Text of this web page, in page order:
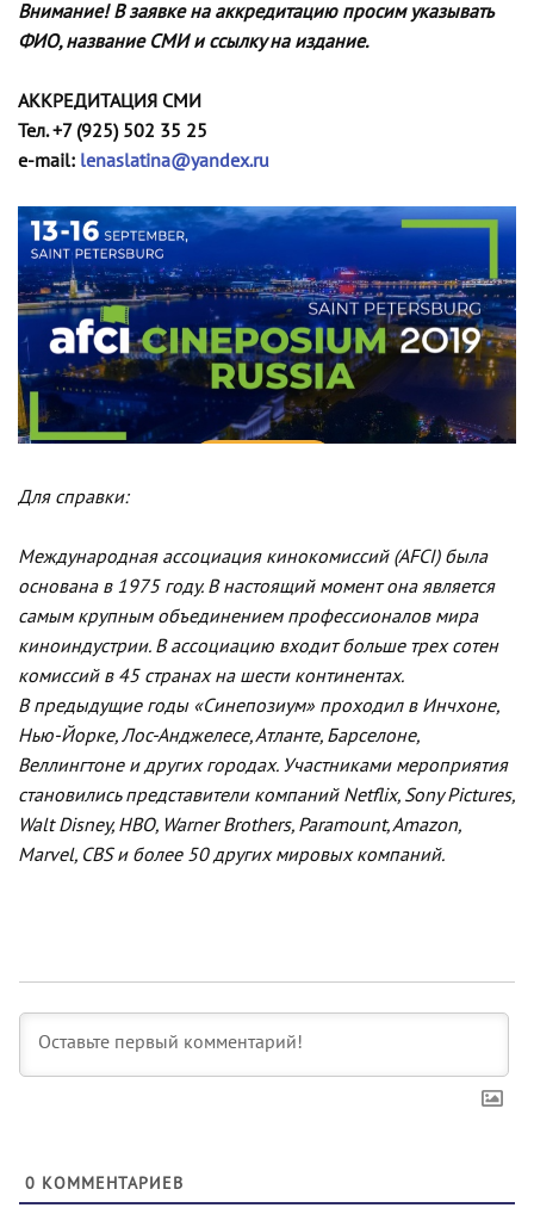
Внимание! В заявке на аккредитацию просим указывать
ФИО, название СМИ и ссылку на издание.
АККРЕДИТАЦИЯ СМИ
Тел. +7 (925) 502 35 25
e-mail: lenaslatina@yandex.ru
Для справки:
Международная ассоциация кинокомиссий (AFCI) была
основана в 1975 году. В настоящий момент она является
самым крупным объединением профессионалов мира
киноиндустрии. В ассоциацию входит больше трех сотен
комиссий в 45 странах на шести континентах.
В предыдущие годы «Синепозиум» проходил в Инчхоне,
Нью-Йорке, Лос-Анджелесе, Атланте, Барселоне,
Веллингтоне и других городах. Участниками мероприятия
становились представители компаний Netflix, Sony Pictures,
Walt Disney, HBO, Warner Brothers, Paramount, Amazon,
Marvel, CBS и более 50 других мировых компаний.
0 КОММЕНТАРИЕВ